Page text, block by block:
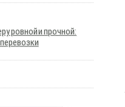
ровной и прочной: